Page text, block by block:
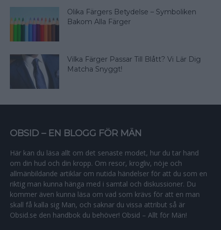
Olika Färgers Betydelse – Symboliken
Bakom Alla Färger
Vilka Färger Passar Till Blått? Vi Lär Dig
Matcha Snyggt!
OBSID – EN BLOGG FÖR MÄN
Här kan du läsa allt om det senaste modet, hur du tar hand
om din hud och din kropp. Om resor, krogliv, nöje och
allmänbildande artiklar om nutida händelser för att du som en
riktig man kunna hänga med i samtal och diskussioner. Du
kommer även kunna läsa om vad som krävs för att en man
skall få kalla sig Man, och saknar du vissa attribut så är
Obsid.se den handbok du behöver! Obsid – Allt för Män!